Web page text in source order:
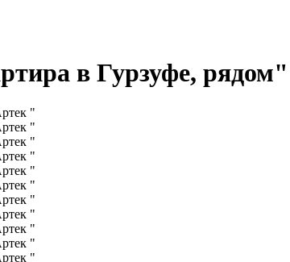
в Гурзуфе,